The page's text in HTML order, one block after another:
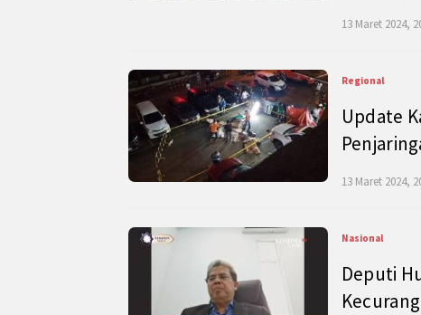
13 Maret 2024,
Regional
Update
13 Maret 2024,
Nasional
Deputi